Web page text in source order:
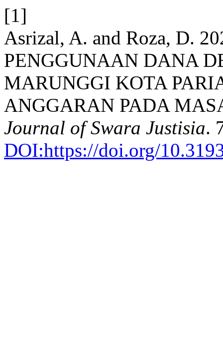
[1]
Asrizal, A. and Roza, D.
PENGGUNAAN DANA
MARUNGGI KOTA
ANGGARAN PADA
Journal of Swara Justisia.
DOI:https://doi.org/